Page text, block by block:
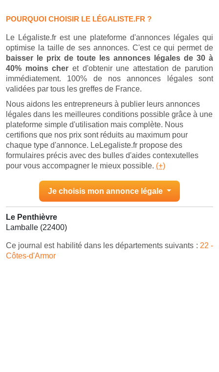
POURQUOI CHOISIR LE LÉGALISTE.FR ?
Le Légaliste.fr est une plateforme d'annonces légales qui
optimise la taille de ses annonces. C'est ce qui permet de
baisser le prix de toute les annonces légales de 30 à
40% moins cher et d'obtenir une attestation de parution
immédiatement. 100% de nos annonces légales sont
validées par tous les greffes de France.
Nous aidons les entrepreneurs à publier leurs annonces
légales dans les meilleures conditions possible grâce à une
plateforme simple d'utilisation mais complète. Nous
certifions que nos prix sont réduits au maximum pour
chaque type d'annonce. LeLegaliste.fr propose des
formulaires précis avec des bulles d'aides contexutelles
pour vous accompagner le mieux possible. (+)
Je choisis mon annonce légale
Le Penthièvre
Lamballe (22400)
Ce journal est habilité dans les départements suivants : 22 -
Côtes-d'Armor